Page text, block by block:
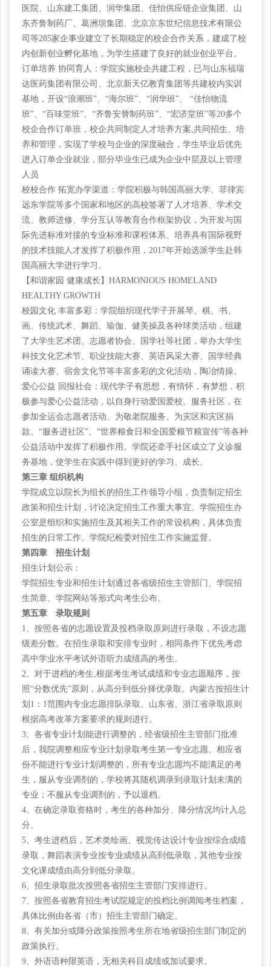
医院、山东建工集团、润华集团、佳怡供应链企业集团、山
东齐鲁制药厂、葛洲坝集团、北京京东世纪信息技术有限公
司等285家企事业建立了长期稳定的校企合作关系，建成了校
内创新创业孵化基地，为学生搭建了良好的就业创业平台。
订单培养 协同育人：学院实施校企共建工程，已与山东福瑞
达医药集团有限公司、北京新天亿教育集团等共建校内实训
基地，开设“浪潮班”、“海尔班”、“润华班”、 “佳怡物流
班”、“百味堂班”、“齐鲁安替制药班”、“宏济堂班”等20多个
校企合作订单班，校企共同制定人才培养方案,共同招生、培
养和管理，实现了学校与企业的深度融合，学生毕业后优先
进入订单企业就业，部分毕业生已成为企业中层及以上管理
人员
校校合作 拓宽办学渠道：学院积极与韩国高丽大学、菲律宾
远东学院等多个国家和地区的高校签署了人才培养、学术交
流、教师进修、学分互认等教育合作框架协议，为开发与国
际先进标准对接的专业标准和课程体系、培养具有国际视野
的技术技能人才发挥了积极作用，2017年开始选派学生赴韩
国高丽大学进行学习。
【和谐家园 健康成长】HARMONIOUS HOMELAND
HEALTHY GROWTH
校园文化 丰富多彩：学院组织现代学子开展琴、棋、书、
画、传统武术、舞蹈、瑜伽、健美操及各种球类活动，组建
了大学生艺术团、志愿者协会、国学社等社团，举办大学生
科技文化艺术节、职业技能大赛、英语风采大赛、国学经典
诵读大赛、宿舍文化节等丰富多彩的文化活动，陶冶情操。
爱心公益 回报社会：现代学子有思想，有情怀，有梦想，积
极参与爱心公益活动，以自身行动爱国爱校、服务社区，在
参加全运会志愿者活动、为敬老院服务、为灾区和灾区捐
款、“服务进社区”、“世界粮食日 和全国爱粮节粮宣传”等各种
公益活动中发挥了积极作用。学院还牵手社区成立了义诊服
务基地，使学生在实践中得到更好的学习、成长。
第三章 组织机构
学院成立以院长为组长的招生工作领导小组，负责制定招生
政策和招生计划，讨论决定招生工作重大事宜。学院招生办
公室是组织和实施招生及其相关工作的常设机构，具体负责
招生的日常工作。学院纪检委对招生工作实施监督。
第四章 招生计划
招生计划公示：
学院招生专业和招生计划通过各省级招生主管部门、学院招
生简章、学院网站等形式向考生公布。
第五章 录取规则
1、按照各省的志愿设置及投档录取原则进行录取，不设志愿
级差分数。在招生录取和安排专业时，相同条件下优先考虑
高中学业水平考试外语听力成绩高的考生。
2、对于进档的考生,根据考生考试成绩和专业志愿顺序，按
照“分数优先”原则，从高分到低分择优录取。内蒙古按招生计
划1：1范围内专业志愿排队录取。山东省、浙江省录取原则
根据高考改革方案要求的规则进行。
3、各省专业计划能进行调整的，经省级招生主管部门批准
后，我院调整相应专业计划录取考生第一专业志愿。相应省
份不能进行专业计划调整的，所有专业志愿均不能满足的考
生，服从专业调剂的，学校将其随机调录到录取计划未满的
专业；不服从专业调剂的，予以退档。
4、在确定录取资格时，考生的各种加分、降分情况均计入总
分。
5、考生进档后，艺术类绘画、视觉传达设计专业按综合成绩
录取，舞蹈表演专业按专业成绩从高到低录取，其他专业按
文化课成绩由高分到低分录取。
6、招生录取批次按照各省招生主管部门安排进行。
7、按照各省教育招生考试院规定的投档比例调阅考生档案，
具体比例由各省（市）招生主管部门确定。
8、有关加分或降分政策按照考生所在地省级招生部门制定的
政策执行。
9、外语语种限英语，无相关科目成绩或加试要求。